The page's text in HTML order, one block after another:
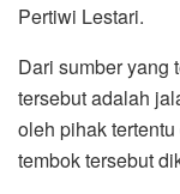
Pertiwi Lestari.
Dari sumber yang
tersebut adalah
oleh pihak
tembok tersebut